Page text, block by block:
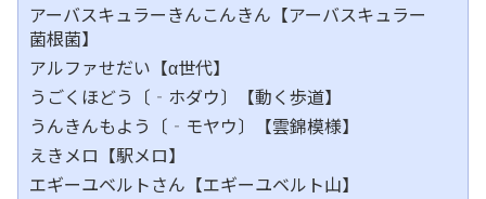
アーバスキュラーきんこんきん【アーバスキュラー
菌根菌】
アルファせだい【α世代】
うごくほどう〔‐ホダウ〕【動く歩道】
うんきんもよう〔‐モヤウ〕【雲錦模様】
えきメロ【駅メロ】
エギーユベルトさん【エギーユベルト山】